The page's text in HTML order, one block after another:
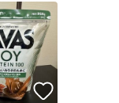
ーはYahoo!フリマの取引
は他フリマサービスでの
出品ページへ